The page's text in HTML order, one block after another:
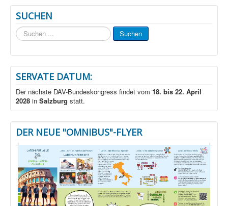
SUCHEN
Suchen
...
Suchen
SERVATE DATUM:
Der nächste DAV-Bundeskongress findet vom 18. bis 22. April
2028 in Salzburg statt.
DER NEUE "OMNIBUS"-FLYER